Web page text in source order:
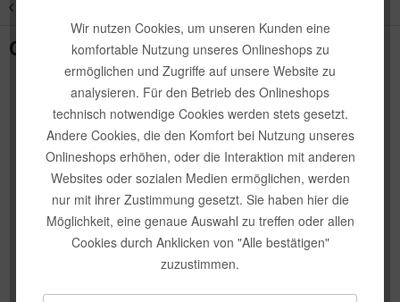
Wir nutzen Cookies, um unseren Kunden eine
komfortable Nutzung unseres Onlineshops zu
ermöglichen und Zugriffe auf unsere Website zu
analysieren. Für den Betrieb des Onlineshops
technisch notwendige Cookies werden stets gesetzt.
Andere Cookies, die den Komfort bei Nutzung unseres
Onlineshops erhöhen, oder die Interaktion mit anderen
Websites oder sozialen Medien ermöglichen, werden
nur mit ihrer Zustimmung gesetzt. Sie haben hier die
Möglichkeit, eine genaue Auswahl zu treffen oder allen
Cookies durch Anklicken von "Alle bestätigen"
zuzustimmen.
Copic Multiliner, farbig